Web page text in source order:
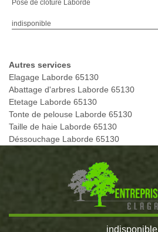
Pose de cloture Laborde
indisponible
Autres services
Elagage Laborde 65130
Abattage d'arbres Laborde 65130
Etetage Laborde 65130
Tonte de pelouse Laborde 65130
Taille de haie Laborde 65130
Déssouchage Laborde 65130
indisponible